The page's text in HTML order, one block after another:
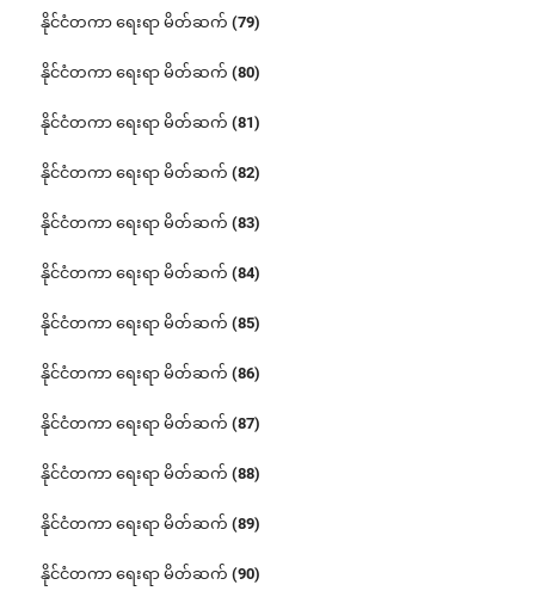
နိုင်ငံတကာ ရေးရာ မိတ်ဆက် (79)
နိုင်ငံတကာ ရေးရာ မိတ်ဆက် (80)
နိုင်ငံတကာ ရေးရာ မိတ်ဆက် (81)
နိုင်ငံတကာ ရေးရာ မိတ်ဆက် (82)
နိုင်ငံတကာ ရေးရာ မိတ်ဆက် (83)
နိုင်ငံတကာ ရေးရာ မိတ်ဆက် (84)
နိုင်ငံတကာ ရေးရာ မိတ်ဆက် (85)
နိုင်ငံတကာ ရေးရာ မိတ်ဆက် (86)
နိုင်ငံတကာ ရေးရာ မိတ်ဆက် (87)
နိုင်ငံတကာ ရေးရာ မိတ်ဆက် (88)
နိုင်ငံတကာ ရေးရာ မိတ်ဆက် (89)
နိုင်ငံတကာ ရေးရာ မိတ်ဆက် (90)